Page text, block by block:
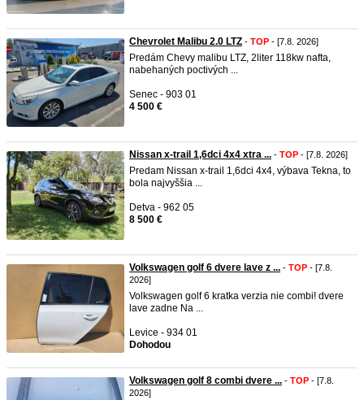
Chevrolet Malibu 2.0 LTZ - TOP - [7.8. 2026]
Predám Chevy malibu LTZ, 2liter 118kw nafta,
nabehaných poctivých ...
Senec - 903 01
4 500 €
Nissan x-trail 1,6dci 4x4 xtra ... - TOP - [7.8. 2026]
Predam Nissan x-trail 1,6dci 4x4, výbava Tekna, to
bola najvyššia ...
Detva - 962 05
8 500 €
Volkswagen golf 6 dvere lave z ... - TOP - [7.8.
2026]
Volkswagen golf 6 kratka verzia nie combi! dvere
lave zadne Na ...
Levice - 934 01
Dohodou
Volkswagen golf 8 combi dvere ... - TOP - [7.8.
2026]